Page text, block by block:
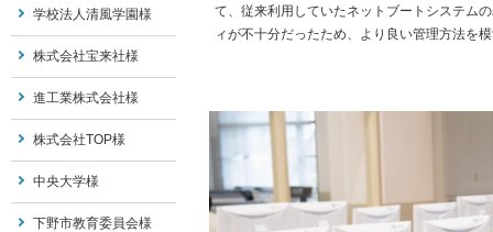
て、従来利用していたネットブートシステム
ィが不十分だったため、より良い管理方法を
学校法人清風学園様
株式会社宝来社様
進工業株式会社様
株式会社TOP様
中央大学様
下野市教育委員会様